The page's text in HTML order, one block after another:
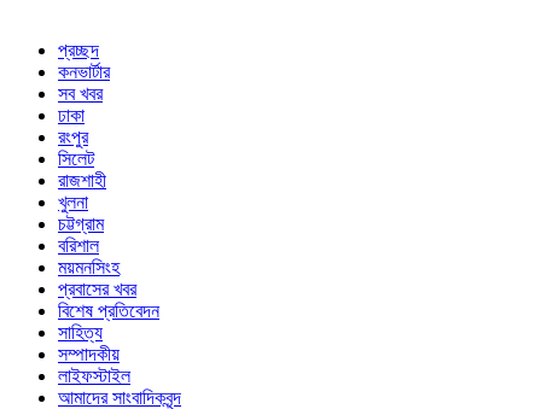
প্রচ্ছদ
কনভার্টার
সব খবর
ঢাকা
রংপুর
সিলেট
রাজশাহী
খুলনা
চট্টগ্রাম
বরিশাল
ময়মনসিংহ
প্রবাসের খবর
বিশেষ প্রতিবেদন
সাহিত্য
সম্পাদকীয়
লাইফস্টাইল
আমাদের সাংবাদিকবৃন্দ